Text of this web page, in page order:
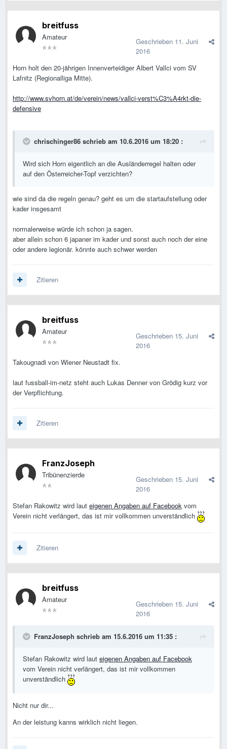
breitfuss
Amateur Geschrieben 11. Juni
2016
Horn holt den 20-jährigen Innenverteidiger Albert Vallci vom SV
Lafnitz (Regionalliga Mitte).
http://www.svhorn.at/de/verein/news/vallci-verst%C3%A4rkt-die-
defensive
chrischinger86 schrieb am 10.6.2016 um 18:20 :
Wird sich Horn eigentlich an die Ausländerregel halten oder
auf den Österreicher-Topf verzichten?
wie sind da die regeln genau? geht es um die startaufstellung oder
kader insgesamt
normalerweise würde ich schon ja sagen.
aber allein schon 6 japaner im kader und sonst auch noch der eine
oder andere legionär. könnte auch schwer werden
Zitieren
breitfuss
Amateur Geschrieben 15. Juni
2016
Takougnadi von Wiener Neustadt fix.
laut fussball-im-netz steht auch Lukas Denner von Grödig kurz vor
der Verpflichtung.
Zitieren
FranzJoseph
Tribünenzierde Geschrieben 15. Juni
2016
Stefan Rakowitz wird laut eigenen Angaben auf Facebook vom
Verein nicht verlängert, das ist mir vollkommen unverständlich
Zitieren
breitfuss
Amateur Geschrieben 15. Juni
2016
FranzJoseph schrieb am 15.6.2016 um 11:35 :
Stefan Rakowitz wird laut eigenen Angaben auf Facebook
vom Verein nicht verlängert, das ist mir vollkommen
unverständlich
Nicht nur dir...
An der leistung kanns wirklich nicht liegen.